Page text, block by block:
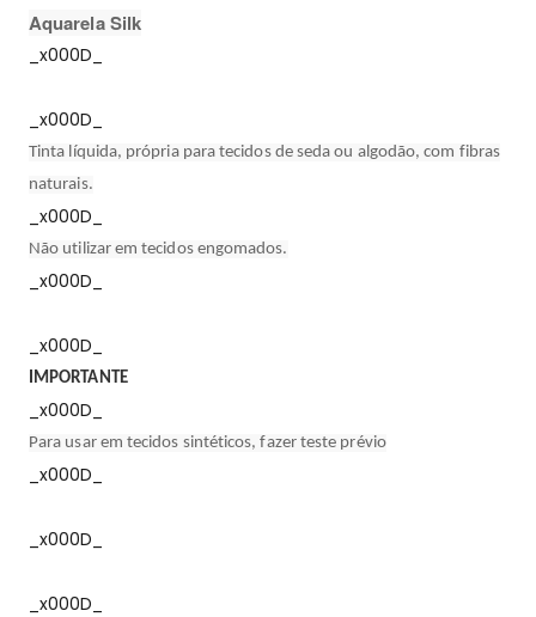
Aquarela Silk
_x000D_
_x000D_
Tinta líquida, própria para tecidos de seda ou algodão, com fibras
naturais.
_x000D_
Não utilizar em tecidos engomados.
_x000D_
_x000D_
IMPORTANTE
_x000D_
Para usar em tecidos sintéticos, fazer teste prévio
_x000D_
_x000D_
_x000D_